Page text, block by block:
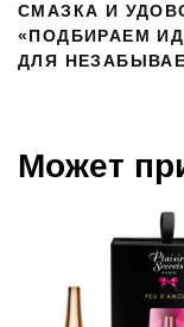
СМАЗКА И
«ПОДБИРАЕМ
ДЛЯ
Может